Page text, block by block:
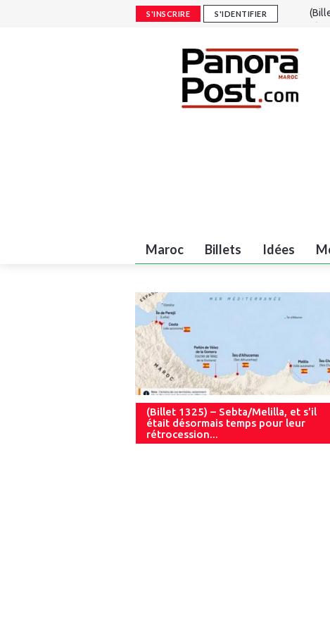
S'INSCRIRE S'IDENTIFIER
Maroc Billets Idées
(Billet 1325) – Sebta/Melilla, et s'il
était désormais temps pour leur
rétrocession...